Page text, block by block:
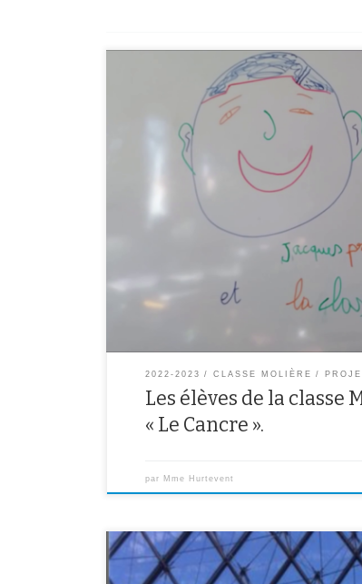
Après avoir travaillé sur le court-métrage de
élèves ont travaillé sur le texte de Prévert «
scène.
2022-2023 CLASSE MOLIÈRE
Les élèves de la classe
« Le Cancre ».
par Mme Hurtevent